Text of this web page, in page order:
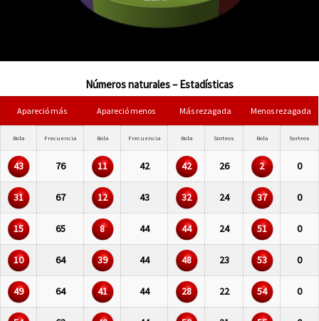
Números naturales – Estadísticas
Apareció más Apareció menos Más rezagada Menos rezagada
Bola Frecuencia Bola Frecuencia Bola Sorteos Bola Sorteos
43 76 11 42 42 26 2 0
31 67 12 43 32 24 37 0
15 65 8 44 44 24 51 0
10 64 39 44 48 23 53 0
49 64 41 44 28 22 54 0